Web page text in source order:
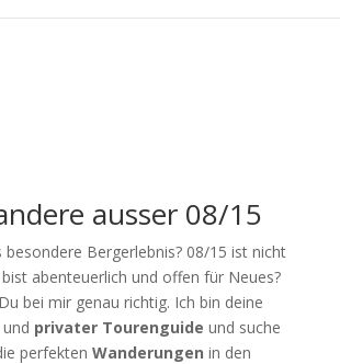
ausser 08/15
besondere Bergerlebnis? 08/15 ist nicht
abenteuerlich und offen für Neues?
bei mir genau richtig. Ich bin deine
privater Tourenguide und suche
perfekten Wanderungen in den